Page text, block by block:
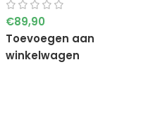
€89,90
Toevoegen aan
winkelwagen